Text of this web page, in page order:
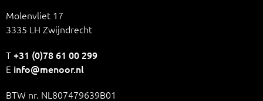
Molenvliet 17
3335 LH Zwijndrecht
T+31 (0)78 61 00 299
E info@menoor.nl
BTW nr. NL807479639B01